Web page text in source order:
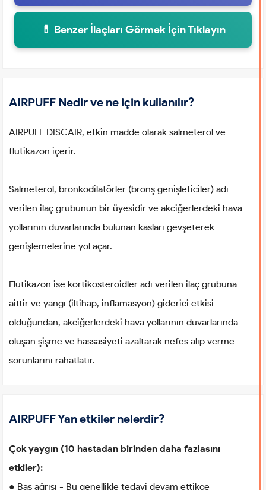
💊 Benzer İlaçları Görmek İçin Tıklayın
AIRPUFF Nedir ve ne için kullanılır?
AIRPUFF DISCAIR, etkin madde olarak salmeterol ve
flutikazon içerir.
Salmeterol, bronkodilatörler (bronş genişleticiler) adı
verilen ilaç grubunun bir üyesidir ve akciğerlerdeki hava
yollarının duvarlarında bulunan kasları gevşeterek
genişlemelerine yol açar.
Flutikazon ise kortikosteroidler adı verilen ilaç grubuna
aittir ve yangı (iltihap, inflamasyon) giderici etkisi
olduğundan, akciğerlerdeki hava yollarının duvarlarında
oluşan şişme ve hassasiyeti azaltarak nefes alıp verme
sorunlarını rahatlatır.
AIRPUFF Yan etkiler nelerdir?
Çok yaygın (10 hastadan birinden daha fazlasını
etkiler):
● Baş ağrısı - Bu genellikle tedavi devam ettikçe